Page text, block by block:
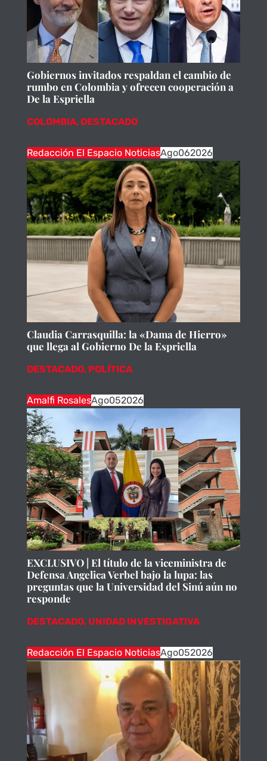
Gobiernos invitados respaldan el cambio de
rumbo en Colombia y ofrecen cooperación a
De la Espriella
COLOMBIA, DESTACADO
Redacción El Espacio NoticiasAgo062026
Claudia Carrasquilla: la «Dama de Hierro»
que llega al Gobierno De la Espriella
DESTACADO, POLÍTICA
Amalfi RosalesAgo052026
EXCLUSIVO | El título de la viceministra de
Defensa Angelica Verbel bajo la lupa: las
preguntas que la Universidad del Sinú aún no
responde
DESTACADO, UNIDAD INVESTIGATIVA
Redacción El Espacio NoticiasAgo052026